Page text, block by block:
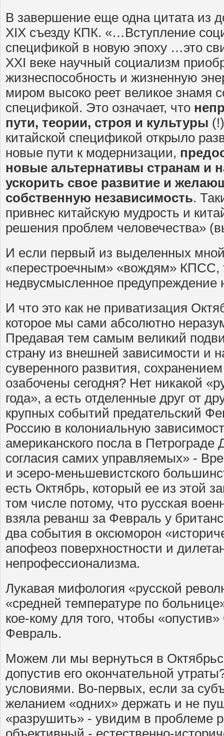
В завершение еще одна цитата из
XIX съезду КПК. «…Вступление
спецификой в новую эпоху …это
XXI веке научный социализм
жизнеспособность и жизненную
миром высоко реет великое знамя
спецификой. Это означает, что
пути, теории, строя и культуры
китайской спецификой открыло
новые пути к модернизации,
новые альтернативы странам и
ускорить свое развитие и
собственную независимость.
привнес китайскую мудрость и
решения проблем человечества»
И если первый из выделенных
«перестроечным» «вождям» КПСС,
недвусмысленное
И что это как не приватизация
которое мы сами абсолютно
Предавая тем самым великий
страну из внешней зависимости и
суверенного развития,
озабочены сегодня? Нет никакой
года», а есть отделенные друг от
крупных событий предательский
Россию в колониальную
американского посла в Петрограде
согласия самих управляемых» -
и эсеро-меньшевистского
есть Октябрь, который ее из этой
том числе потому, что русская
взяла реванш за Февраль у
два события в оксюморон
апофеоз поверхностности и
непрофессионализма.
Лукавая мифология «русской
«средней температуре по
кое-кому для того, чтобы
Февраль.
Можем ли мы вернуться в
допустив его окончательной
условиями. Во-первых, если за
желанием «одних» держать и не
«разрушить» - увидим в проблеме